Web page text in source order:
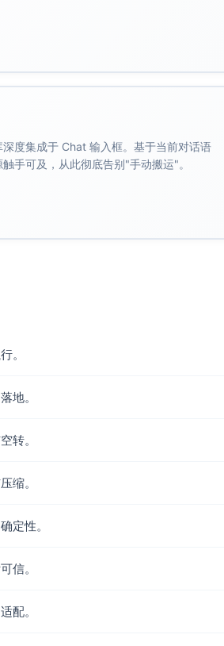
性）
报表）
度集成于 Chat 输入框。基于当前对话语
手可及，从此彻底告别"手动搬运"。
。
地。
转。
缩。
定性。
信。
配。